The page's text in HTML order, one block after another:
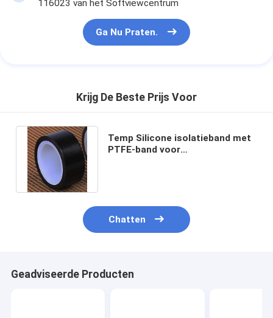
116023 van het Softviewcentrum
Ga Nu Praten.
Krijg De Beste Prijs Voor
Temp Silicone isolatieband met
PTFE-band voor
Chatten
Geadviseerde Producten